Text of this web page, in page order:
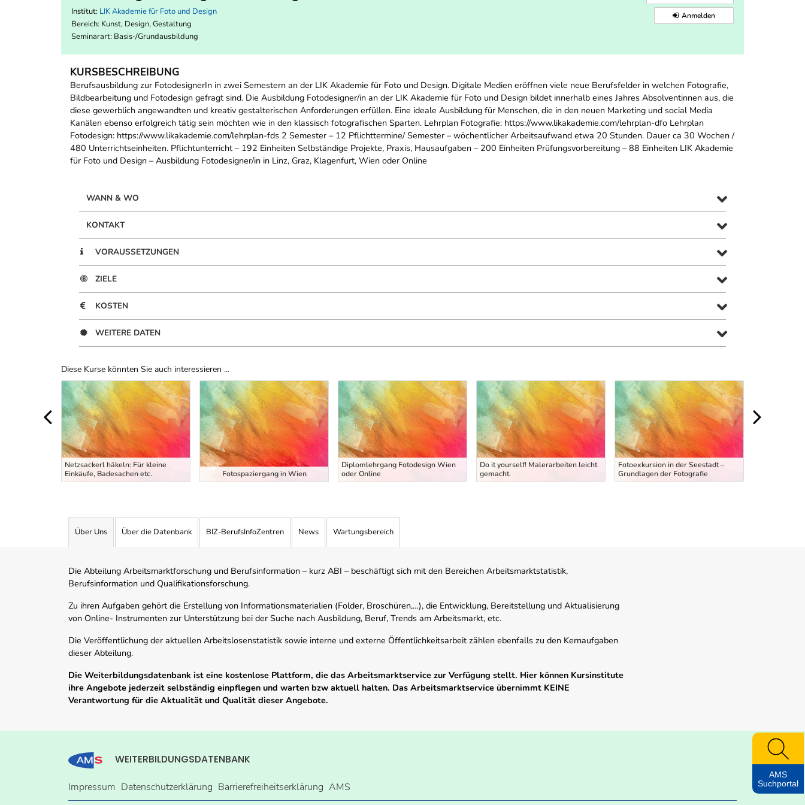
Institut: LIK Akademie für Foto und Design
Bereich: Kunst, Design, Gestaltung
Seminarart: Basis-/Grundausbildung
Anmelden
KURSBESCHREIBUNG
Berufsausbildung zur FotodesignerIn in zwei Semestern an der LIK Akademie für Foto und Design. Digitale Medien eröffnen viele neue Berufsfelder in welchen Fotografie,
Bildbearbeitung und Fotodesign gefragt sind. Die Ausbildung Fotodesigner/in an der LIK Akademie für Foto und Design bildet innerhalb eines Jahres Absolventinnen aus, die
diese gewerblich angewandten und kreativ gestalterischen Anforderungen erfüllen. Eine ideale Ausbildung für Menschen, die in den neuen Marketing und social Media
Kanälen ebenso erfolgreich tätig sein möchten wie in den klassisch fotografischen Sparten. Lehrplan Fotografie: https://www.likakademie.com/lehrplan-dfo Lehrplan
Fotodesign: https://www.likakademie.com/lehrplan-fds 2 Semester – 12 Pflichttermine/ Semester – wöchentlicher Arbeitsaufwand etwa 20 Stunden. Dauer ca 30 Wochen /
480 Unterrichtseinheiten. Pflichtunterricht – 192 Einheiten Selbständige Projekte, Praxis, Hausaufgaben – 200 Einheiten Prüfungsvorbereitung – 88 Einheiten LIK Akademie
für Foto und Design – Ausbildung Fotodesigner/in in Linz, Graz, Klagenfurt, Wien oder Online
WANN & WO
KONTAKT
VORAUSSETZUNGEN
ZIELE
KOSTEN
WEITERE DATEN
Diese Kurse könnten Sie auch interessieren ...
Uber Weiterbildungsvorschläge
Netzsackerl häkeln: Für kleine
Einkäufe, Badesachen etc.
Fotospaziergang in Wien
Diplomlehrgang Fotodesign Wien
oder Online
Do it yourself! Malerarbeiten leicht
gemacht.
Fotoexkursion in der Seestadt –
Grundlagen der Fotografie
Über Uns Über die Datenbank BIZ-BerufsInfoZentren News Wartungsbereich
Die Abteilung Arbeitsmarktforschung und Berufsinformation – kurz ABI – beschäftigt sich mit den Bereichen Arbeitsmarktstatistik,
Berufsinformation und Qualifikationsforschung.
Zu ihren Aufgaben gehört die Erstellung von Informationsmaterialien (Folder, Broschüren,…), die Entwicklung, Bereitstellung und Aktualisierung
von Online- Instrumenten zur Unterstützung bei der Suche nach Ausbildung, Beruf, Trends am Arbeitsmarkt, etc.
Die Veröffentlichung der aktuellen Arbeitslosenstatistik sowie interne und externe Öffentlichkeitsarbeit zählen ebenfalls zu den Kernaufgaben
dieser Abteilung.
Die Weiterbildungsdatenbank ist eine kostenlose Plattform, die das Arbeitsmarktservice zur Verfügung stellt. Hier können Kursinstitute
ihre Angebote jederzeit selbständig einpflegen und warten bzw aktuell halten. Das Arbeitsmarktservice übernimmt KEINE
Verantwortung für die Aktualität und Qualität dieser Angebote.
WEITERBILDUNGSDATENBANK
Impressum Datenschutzerklärung Barrierefreiheitserklärung AMS
AMS
Suchportal